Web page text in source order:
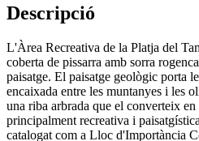
Descripció
L'Àrea Recreativa de la Platja del
coberta de pissarra amb sorra
paisatge. El paisatge geològic porta
encaixada entre les muntanyes i les
una riba arbrada que el converteix
principalment recreativa i
catalogat com a Lloc d'Importància